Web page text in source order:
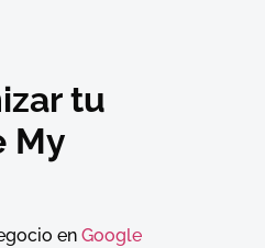
tu
My
enGoogle